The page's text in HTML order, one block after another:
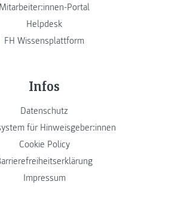
Mitarbeiter:innen-Portal
Helpdesk
FH Wissensplattform
Infos
Datenschutz
für Hinweisgeber:innen
Cookie Policy
Impressum